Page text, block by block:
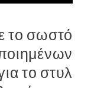
το σωστό
το στυλ